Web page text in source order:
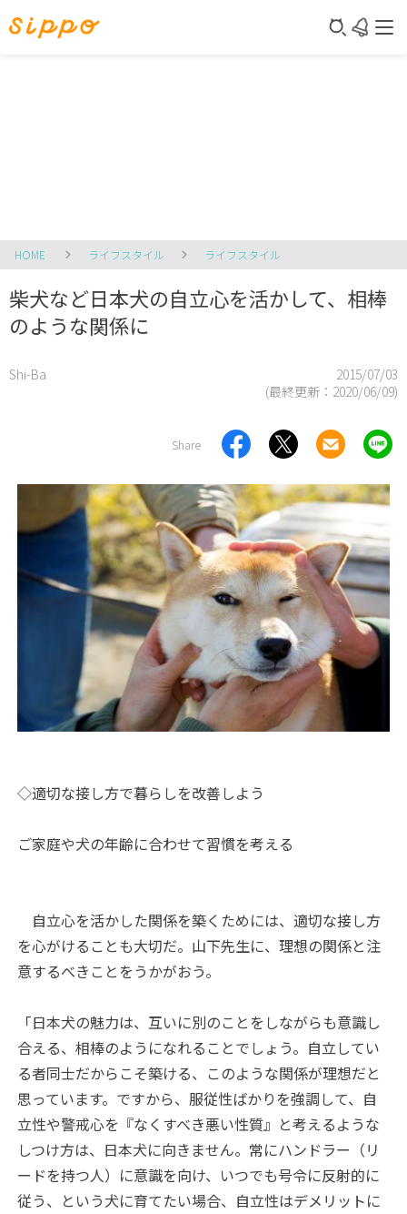
HOME ライフスタイル ライフスタイル
柴犬など日本犬の自立心を活かして、相棒
のような関係に
Shi-Ba
2015/07/03
(最終更新： 2020/06/09)
Share
◇適切な接し方で暮らしを改善しよう
ご家庭や犬の年齢に合わせて習慣を考える
自立心を活かした関係を築くためには、適切な接し方
を心がけることも大切だ。山下先生に、理想の関係と注
意するべきことをうかがおう。
「日本犬の魅力は、互いに別のことをしながらも意識し
合える、相棒のようになれることでしょう。自立してい
る者同士だからこそ築ける、このような関係が理想だと
思っています。ですから、服従性ばかりを強調して、自
立性や警戒心を『なくすべき悪い性質』と考えるような
しつけ方は、日本犬に向きません。常にハンドラー（リ
ードを持つ人）に意識を向け、いつでも号令に反射的に
従う、という犬に育てたい場合、自立性はデメリットに